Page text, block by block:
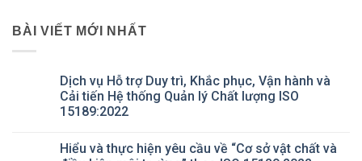
BÀI VIẾT MỚI NHẤT
Dịch vụ Hỗ trợ Duy trì, Khắc phục, Vận hành và
Cải tiến Hệ thống Quản lý Chất lượng ISO
15189:2022
bình
Hiểu và thực hiện yêu cầu về “Cơ sở vật chất và